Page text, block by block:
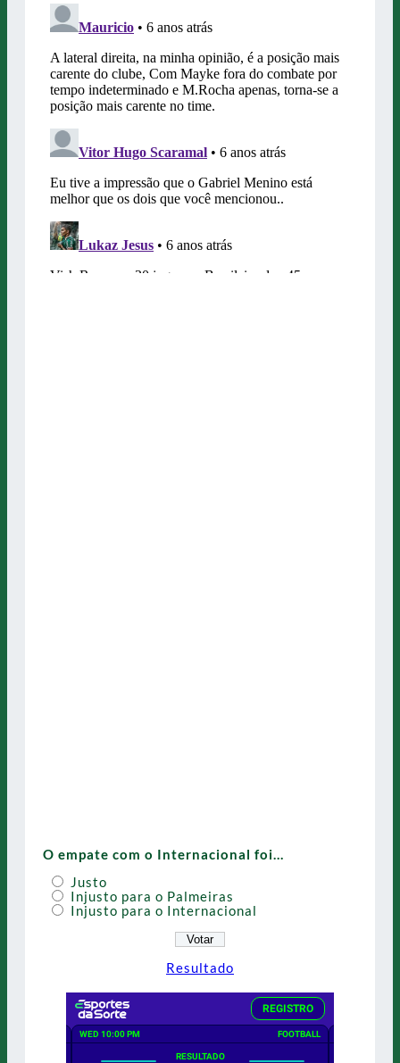
O empate com o Internacional foi…
Justo
Injusto para o Palmeiras
Injusto para o Internacional
Resultado